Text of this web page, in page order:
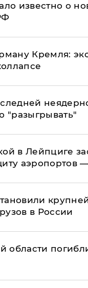
известно о
Кремля:
"разыгрывать"
в Лейпциге
аэропортов
в России
области